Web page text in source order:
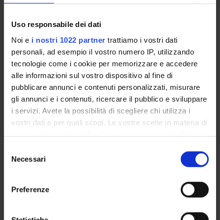
Uso responsabile dei dati
Noi e i nostri 1022 partner trattiamo i vostri dati
personali, ad esempio il vostro numero IP, utilizzando
tecnologie come i cookie per memorizzare e accedere
alle informazioni sul vostro dispositivo al fine di
pubblicare annunci e contenuti personalizzati, misurare
gli annunci e i contenuti, ricercare il pubblico e sviluppare
i servizi. Avete la possibilità di scegliere chi utilizza i
vostri dati e per quali scopi. Le vostre scelte in materia di
privacy sono applicabili solo su questa proprietà digitale
modificare o revocare il proprio consenso in qualsiasi
momento dalla Dichiarazione sui cookie o facendo clic
delNecessari
Preferenze
Calendario didattico
Orario lezioni
Piani didattici
Calendario esami
Bacheca avvisi
Proposte tesi e stage
Organi collegiali e di governo
Docenti
DOTTORATI, MASTER E FORMAZIONE SUPERIORE